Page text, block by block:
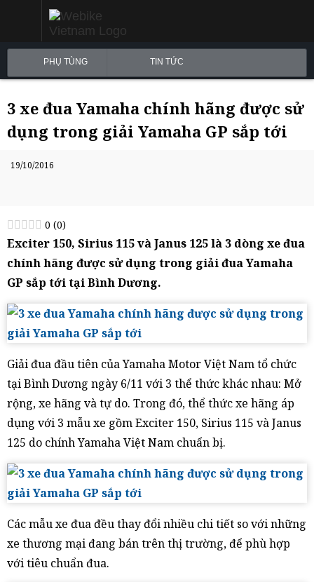
PHỤ TÙNG TIN TỨC
3 xe đua Yamaha chính hãng được sử
dụng trong giải Yamaha GP sắp tới
19/10/2016
0 (0)
Exciter 150, Sirius 115 và Janus 125 là 3 dòng xe đua
chính hãng được sử dụng trong giải đua Yamaha
GP sắp tới tại Bình Dương.
Giải đua đầu tiên của Yamaha Motor Việt Nam tổ chức
tại Bình Dương ngày 6/11 với 3 thể thức khác nhau: Mở
rộng, xe hãng và tự do. Trong đó, thể thức xe hãng áp
dụng với 3 mẫu xe gồm Exciter 150, Sirius 115 và Janus
125 do chính Yamaha Việt Nam chuẩn bị.
Các mẫu xe đua đều thay đổi nhiều chi tiết so với những
xe thương mại đang bán trên thị trường, để phù hợp
với tiêu chuẩn đua.